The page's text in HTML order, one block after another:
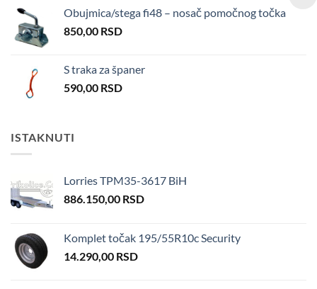
Obujmica/stega fi48 – nosač pomočnog točka
850,00 RSD
S traka za španer
590,00 RSD
ISTAKNUTI
Lorries TPM35-3617 BiH
886.150,00 RSD
Komplet točak 195/55R10c Security
14.290,00 RSD